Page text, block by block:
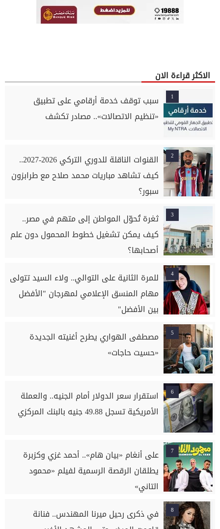
الاكثر قراءة الان
1
سبب توقف خدمة أرقامي على تطبيق
«تنظيم الاتصالات».. مصادر تكشف
2
القنوات الناقلة للدوري التركي 2026-2027..
كيف تشاهد مباريات محمد صلاح مع طرابزون
سبور؟
3
ثغرة تُحوّل المواطن إلى متهم في مصر..
كيف يمكن تشغيل خطوط المحمول دون علم
أصحابها؟
4
للمرة الثانية على التوالي.. ولاء السيد تتولى
مهام المنسق الإعلامي لمهرجان "الأفضل
بين الأفضل"
5
مصطفى الهواري يطرح أغنيته الجديدة
«حسيت حاجات»
6
استقرار سعر الدولار أمام الجنيه.. والعملة
الأمريكية تسجل 49.88 جنيه بالبنك المركزي
7
على أنغام «بيان هام».. أحمد غزي وكزبرة
يطلقان الرقصة الرسمية لفيلم «محمود
التاني»
8
في ذكرى رحيل ميرنا المهندس.. فنانة